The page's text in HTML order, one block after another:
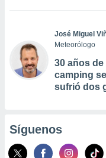
José Miguel
Meteorólogo
30 años de
camping
sufrió dos
Síguenos